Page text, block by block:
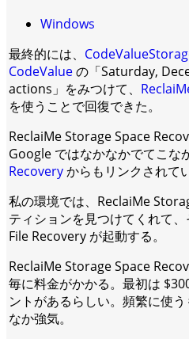
Windows
最終的には、
CodeValueの「Saturday,
actions」をみつけて、
を使うことで回復できた。
ReclaiMe Storage Space
Google ではなかなかでてこな
Recoveryからもリンクされて
私の環境では、ReclaiMe
ティションを見つけてくれて
File Recovery が起動する。
ReclaiMe Storage Space
毎に料金がかかる。最初は
ントがあるらしい。頻繁に使
なか強気。